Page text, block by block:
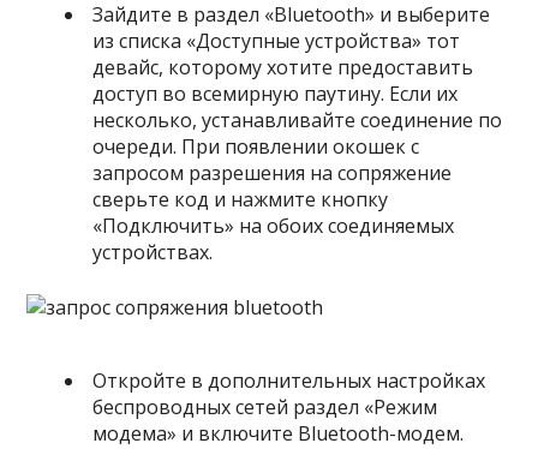
Зайдите в раздел «Bluetooth» и выберите
из списка «Доступные устройства» тот
девайс, которому хотите предоставить
доступ во всемирную паутину. Если их
несколько, устанавливайте соединение по
очереди. При появлении окошек с
запросом разрешения на сопряжение
сверьте код и нажмите кнопку
«Подключить» на обоих соединяемых
устройствах.
Откройте в дополнительных настройках
беспроводных сетей раздел «Режим
модема» и включите Bluetooth-модем.